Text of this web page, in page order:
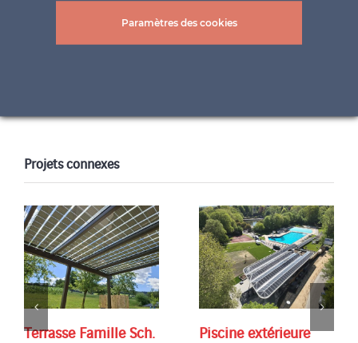
© Marktgemeinde Wiener Neudorf
Projets connexes
Terrasse Famille Sch.
Piscine extérieure
Paramètres des cookies